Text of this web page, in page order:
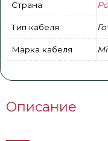
Страна
Тип кабеля:
Марка кабеля
Описание